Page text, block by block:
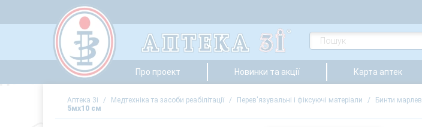
Про проект Новинки та акції Карта аптек
Аптека 3i / Медтехніка та засоби реабілітації / Перев'язувальні і фіксуючі матеріали / Бинти
5мх10 см